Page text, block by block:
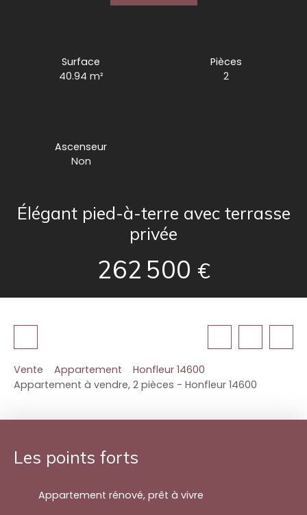
Surface
40.94 m²
Pièces
2
Ascenseur
Non
Élégant pied-à-terre avec terrasse
privée
262 500 €
Vente Appartement
Honfleur 14600
Appartement à vendre, 2 pièces - Honfleur 14600
Les points forts
Appartement rénové, prêt à vivre